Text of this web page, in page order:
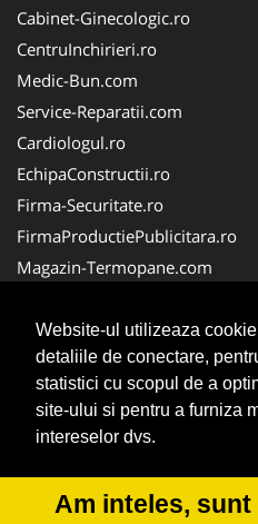
Website-ul utilizeaza
detaliile de conectare,
statistici cu scopul de a
site-ului si pentru a furniza
intereselor dvs.
Am inteles, sunt
Cabinet-Ginecologic.ro
CentruInchirieri.ro
Medic-Bun.com
Service-Reparatii.com
Cardiologul.ro
EchipaConstructii.ro
Firma-Securitate.ro
FirmaProductiePublicitara.ro
Magazin-Termopane.com
CramaVinuri.ro
FirmaTractariAuto.ro
InstalatiiSolare.com
Pescaresc.ro
© 2014-2026 Powered by